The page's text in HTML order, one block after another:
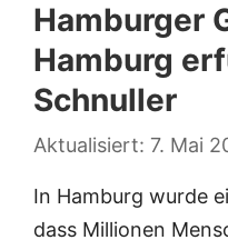
Hamburger
Hamburg
Schnuller
7. Mai
In Hamburg wurde
dass Millionen